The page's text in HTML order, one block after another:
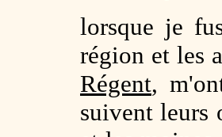
lorsque je
région et les
Régent,
suivent leurs